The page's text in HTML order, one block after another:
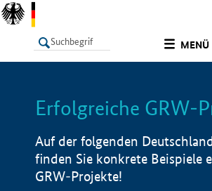
MENÜ
LISTE
Erfolgreiche GRW-
Auf der folgenden
finden Sie konkrete Beispiele
GRW-Projekte!